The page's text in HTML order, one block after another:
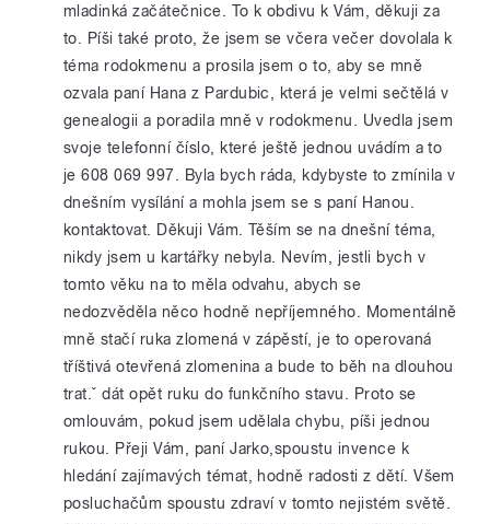
mladinká začátečnice. To k obdivu k Vám, děkuji za
to. Píši také proto, že jsem se včera večer dovolala k
téma rodokmenu a prosila jsem o to, aby se mně
ozvala paní Hana z Pardubic, která je velmi sečtělá v
genealogii a poradila mně v rodokmenu. Uvedla jsem
svoje telefonní číslo, které ještě jednou uvádím a to
je 608 069 997. Byla bych ráda, kdybyste to zmínila v
dnešním vysílání a mohla jsem se s paní Hanou.
kontaktovat. Děkuji Vám. Těším se na dnešní téma,
nikdy jsem u kartářky nebyla. Nevím, jestli bych v
tomto věku na to měla odvahu, abych se
nedozvěděla něco hodně nepříjemného. Momentálně
mně stačí ruka zlomená v zápěstí, je to operovaná
tříštivá otevřená zlomenina a bude to běh na dlouhou
trat.ˇ dát opět ruku do funkčního stavu. Proto se
omlouvám, pokud jsem udělala chybu, píši jednou
rukou. Přeji Vám, paní Jarko,spoustu invence k
hledání zajímavých témat, hodně radosti z dětí. Všem
posluchačům spoustu zdraví v tomto nejistém světě.